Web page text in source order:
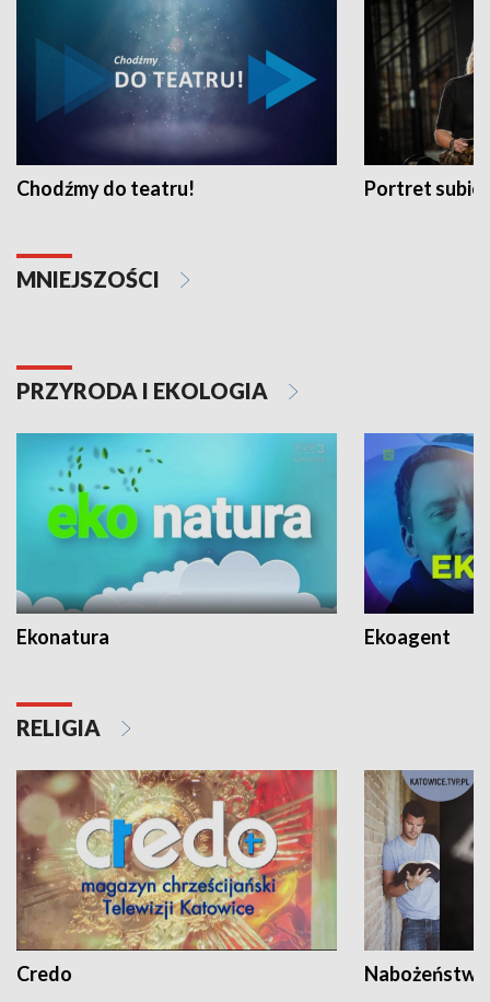
Chodźmy do teatru! Portret
MNIEJSZOŚCI
PRZYRODA I EKOLOGIA
Ekonatura Ekoagent
RELIGIA
Credo